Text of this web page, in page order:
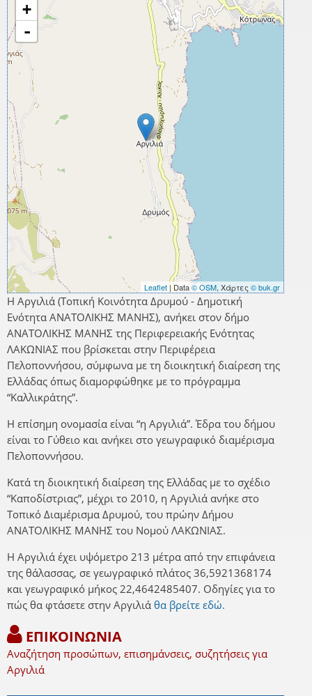
+
-
Leaflet| Data© OSM, Χάρτες © buk.gr
Η Αργιλιά (Τοπική Κοινότητα Δρυμού - Δημοτική
Ενότητα ΑΝΑΤΟΛΙΚΗΣ ΜΑΝΗΣ), ανήκει στον δήμο
ΑΝΑΤΟΛΙΚΗΣ ΜΑΝΗΣ της Περιφερειακής Ενότητας
ΛΑΚΩΝΙΑΣ που βρίσκεται στην Περιφέρεια
Πελοποννήσου, σύμφωνα με τη διοικητική διαίρεση της
Ελλάδας όπως διαμορφώθηκε με το πρόγραμμα
“Καλλικράτης”.
Η επίσημη ονομασία είναι “η Αργιλιά”. Έδρα του δήμου
είναι το Γύθειο και ανήκει στο γεωγραφικό διαμέρισμα
Πελοποννήσου.
Κατά τη διοικητική διαίρεση της Ελλάδας με το σχέδιο
“Καποδίστριας”, μέχρι το 2010, η Αργιλιά ανήκε στο
Τοπικό Διαμέρισμα Δρυμού, του πρώην Δήμου
ΑΝΑΤΟΛΙΚΗΣ ΜΑΝΗΣ του Νομού ΛΑΚΩΝΙΑΣ.
Η Αργιλιά έχει υψόμετρο 213 μέτρα από την επιφάνεια
της θάλασσας, σε γεωγραφικό πλάτος 36,5921368174
και γεωγραφικό μήκος 22,4642485407. Οδηγίες για το
πώς θα φτάσετε στην Αργιλιά θα βρείτε εδώ.
ΕΠΙΚΟΙΝΩΝΙΑ
Αναζήτηση προσώπων, επισημάνσεις, συζητήσεις για
Αργιλιά